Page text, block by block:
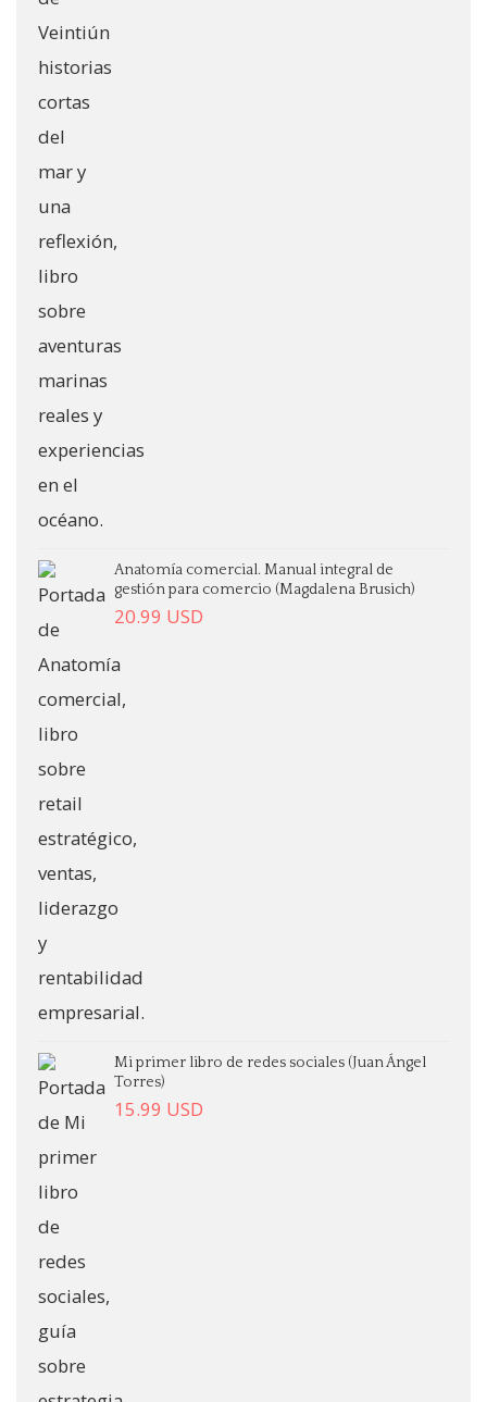
Anatomía comercial. Manual integral de
gestión para comercio (Magdalena Brusich)
20.99 USD
Mi primer libro de redes sociales (Juan Ángel
Torres)
15.99 USD